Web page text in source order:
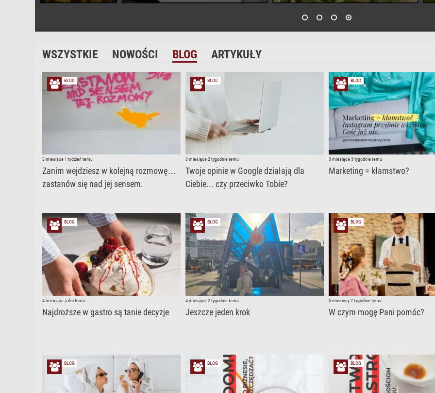
WSZYSTKIE NOWOŚCI BLOG ARTYKUŁY
BLOG
3 miesiące 1 tydzień temu
Zanim wejdziesz w kolejną rozmowę…
zastanów się nad jej sensem.
BLOG
3 miesiące 2 tygodnie temu
Twoje opinie w Google działają dla
Ciebie... czy przeciwko Tobie?
BLOG
3 miesiące 3 tygodnie temu
Marketing = kłamstwo?
BLOG
4 miesiące 5 dni temu
Najdroższe w gastro są tanie decyzje
BLOG
4 miesiące 2 tygodnie temu
Jeszcze jeden krok
BLOG
5 miesięcy 2 tygodnie temu
W czym mogę Pani pomóc?
BLOG BLOG BLOG